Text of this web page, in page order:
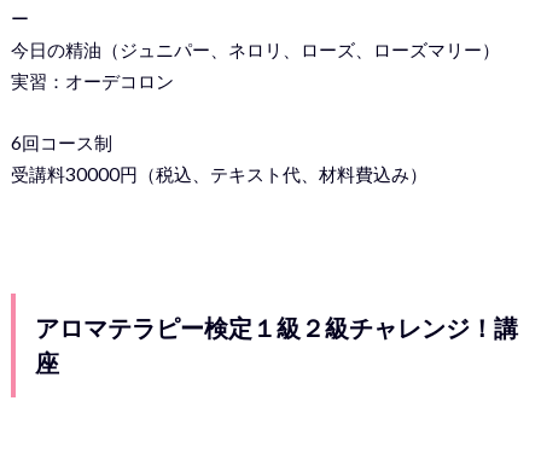
ー
今日の精油（ジュニパー、ネロリ、ローズ、ローズマリー）
実習：オーデコロン
6回コース制
受講料30000円（税込、テキスト代、材料費込み）
アロマテラピー検定１級２級チャレンジ！講
座